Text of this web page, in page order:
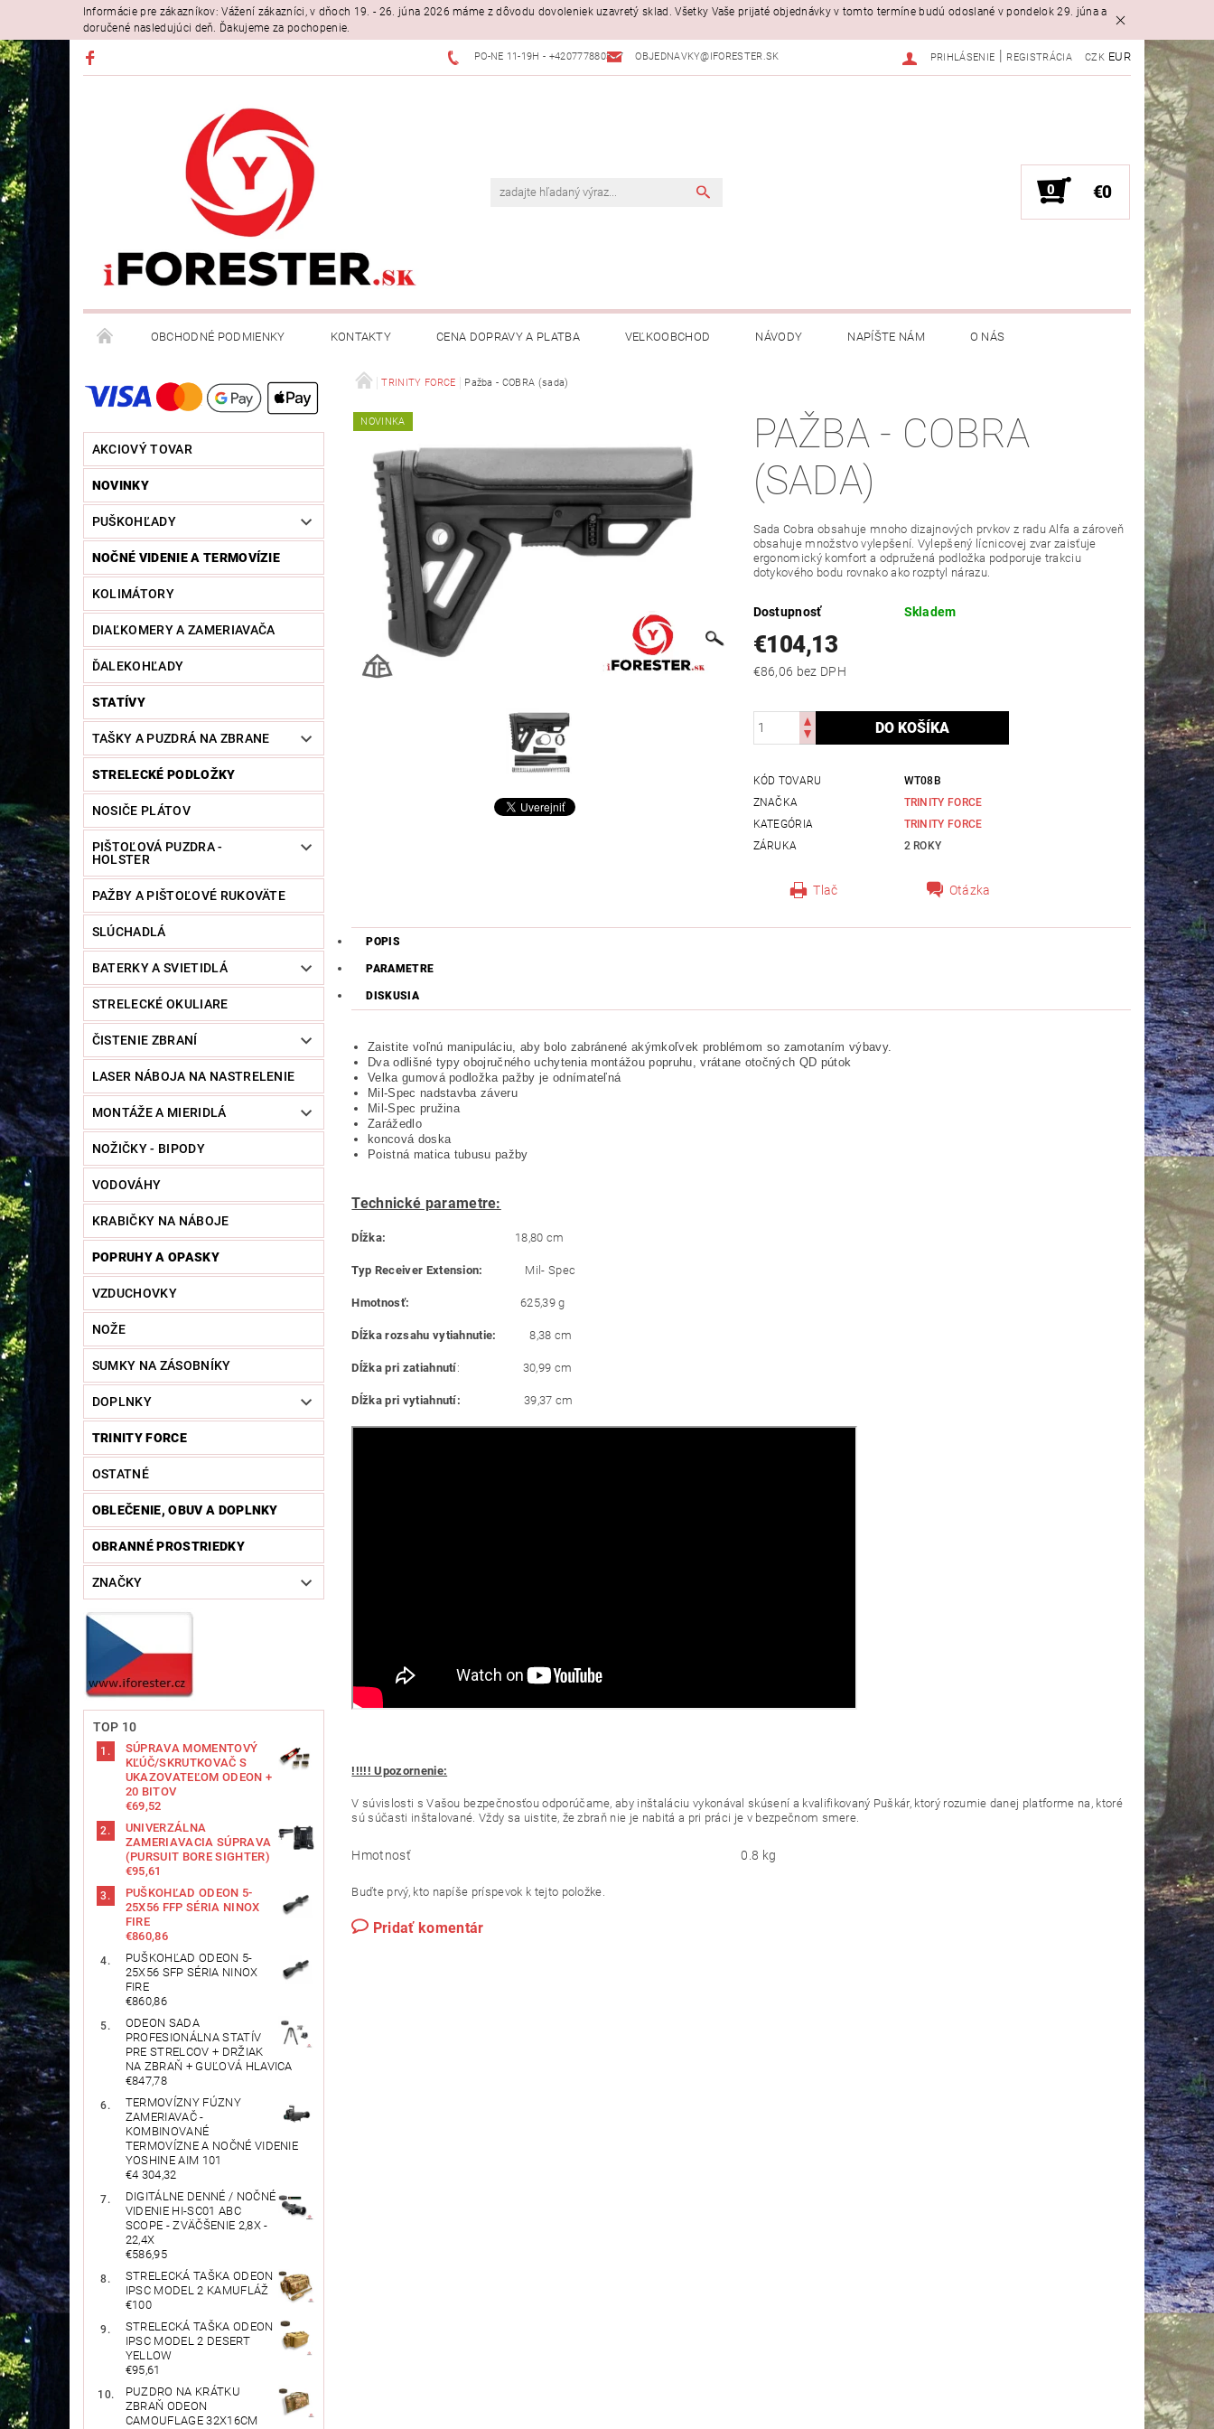
Informácie pre zákazníkov: Vážení zákazníci, v dňoch 19. - 26. júna 2026 máme z dôvodu dovoleniek uzavretý sklad. Všetky Vaše prijaté objednávky v tomto termíne budú odoslané v pondelok 29. júna a
doručené nasledujúci deň. Ďakujeme za pochopenie.
PO-NE 11-19H - +420777880397 OBJEDNAVKY@IFORESTER.SK CZK EUR
PRIHLÁSENIE REGISTRÁCIA
0 €0
OBCHODNÉ PODMIENKY KONTAKTY CENA DOPRAVY A PLATBA VEĽKOOBCHOD NÁVODY NAPÍŠTE NÁM O NÁS
AKCIOVÝ TOVAR
NOVINKY
PUŠKOHĽADY
NOČNÉ VIDENIE A TERMOVÍZIE
KOLIMÁTORY
DIAĽKOMERY A ZAMERIAVAČA
ĎALEKOHĽADY
STATÍVY
TAŠKY A PUZDRÁ NA ZBRANE
STRELECKÉ PODLOŽKY
NOSIČE PLÁTOV
PIŠTOĽOVÁ PUZDRA -
HOLSTER
PAŽBY A PIŠTOĽOVÉ RUKOVÄTE
SLÚCHADLÁ
BATERKY A SVIETIDLÁ
STRELECKÉ OKULIARE
ČISTENIE ZBRANÍ
LASER NÁBOJA NA NASTRELENIE
MONTÁŽE A MIERIDLÁ
NOŽIČKY - BIPODY
VODOVÁHY
KRABIČKY NA NÁBOJE
POPRUHY A OPASKY
VZDUCHOVKY
NOŽE
SUMKY NA ZÁSOBNÍKY
DOPLNKY
TRINITY FORCE
OSTATNÉ
OBLEČENIE, OBUV A DOPLNKY
OBRANNÉ PROSTRIEDKY
ZNAČKY
TOP 10
SÚPRAVA MOMENTOVÝ
KĽÚČ/SKRUTKOVAČ S
UKAZOVATEĽOM ODEON +
20 BITOV
€69,52
UNIVERZÁLNA
ZAMERIAVACIA SÚPRAVA
(PURSUIT BORE SIGHTER)
€95,61
PUŠKOHĽAD ODEON 5-
25X56 FFP SÉRIA NINOX
FIRE
€860,86
PUŠKOHĽAD ODEON 5-
25X56 SFP SÉRIA NINOX
FIRE
€860,86
ODEON SADA
PROFESIONÁLNA STATÍV
PRE STRELCOV + DRŽIAK
NA ZBRAŇ + GUĽOVÁ HLAVICA
€847,78
TERMOVÍZNY FÚZNY
ZAMERIAVAČ -
KOMBINOVANÉ
TERMOVÍZNE A NOČNÉ VIDENIE
YOSHINE AIM 101
€4 304,32
DIGITÁLNE DENNÉ / NOČNÉ
VIDENIE HI-SC01 ABC
SCOPE - ZVÄČŠENIE 2,8X -
22,4X
€586,95
STRELECKÁ TAŠKA ODEON
IPSC MODEL 2 KAMUFLÁŽ
€100
STRELECKÁ TAŠKA ODEON
IPSC MODEL 2 DESERT
YELLOW
€95,61
PUZDRO NA KRÁTKU
ZBRAŇ ODEON
CAMOUFLAGE 32X16CM
TRINITY FORCE Pažba - COBRA (sada)
NOVINKA
PAŽBA - COBRA
(SADA)
Sada Cobra obsahuje mnoho dizajnových prvkov z radu Alfa a zároveň
obsahuje množstvo vylepšení. Vylepšený lícnicovej zvar zaisťuje
ergonomický komfort a odpružená podložka podporuje trakciu
dotykového bodu rovnako ako rozptyl nárazu.
Dostupnosť Skladem
€104,13
€86,06 bez DPH
KÓD TOVARU
WT08B
ZNAČKA
TRINITY FORCE
KATEGÓRIA
TRINITY FORCE
ZÁRUKA
2 ROKY
Tlač Otázka
POPIS
PARAMETRE
DISKUSIA
Zaistite voľnú manipuláciu, aby bolo zabránené akýmkoľvek problémom so zamotaním výbavy.
Dva odlišné typy obojručného uchytenia montážou popruhu, vrátane otočných QD pútok
Velka gumová podložka pažby je odnímateľná
Mil-Spec nadstavba záveru
Mil-Spec pružina
Zarážedlo
koncová doska
Poistná matica tubusu pažby
Technické parametre:
Dĺžka: 18,80 cm
Typ Receiver Extension: Mil- Spec
Hmotnosť: 625,39 g
Dĺžka rozsahu vytiahnutie: 8,38 cm
Dĺžka pri zatiahnutí: 30,99 cm
Dĺžka pri vytiahnutí: 39,37 cm
!!!!! Upozornenie:
V súvislosti s Vašou bezpečnosťou odporúčame, aby inštaláciu vykonával skúsení a kvalifikovaný Puškár, ktorý rozumie danej platforme na, ktoré
sú súčasti inštalované. Vždy sa uistite, že zbraň nie je nabitá a pri práci je v bezpečnom smere.
Hmotnosť 0.8 kg
Buďte prvý, kto napíše príspevok k tejto položke.
Pridať komentár